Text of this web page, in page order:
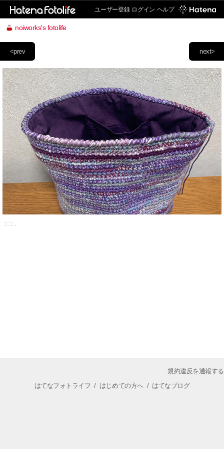
ユーザー登録 ログイン ヘルプ
noiworks's fotolife
next>
<prev
規約違反を通報する
はてなフォトライフ / はじめての方へ/ はてなブログ